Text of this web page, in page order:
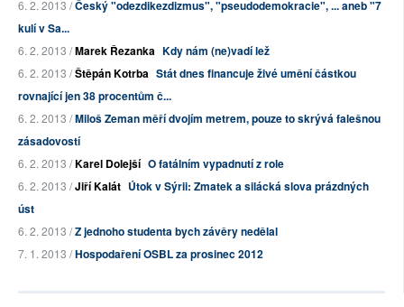
6. 2. 2013 /Český "odezdikezdizmus", "pseudodemokracie", ... aneb "7
kulí v Sa...
6. 2. 2013 /Marek Řezanka Kdy nám (ne)vadí lež
6. 2. 2013 /Štěpán Kotrba Stát dnes financuje živé umění částkou
rovnající jen 38 procentům č...
6. 2. 2013 /Miloš Zeman měří dvojím metrem, pouze to skrývá falešnou
zásadovostí
6. 2. 2013 /Karel Dolejší O fatálním vypadnutí z role
6. 2. 2013 /Jiří Kalát Útok v Sýrii: Zmatek a silácká slova prázdných
úst
6. 2. 2013 /Z jednoho studenta bych závěry nedělal
7. 1. 2013 /Hospodaření OSBL za prosinec 2012